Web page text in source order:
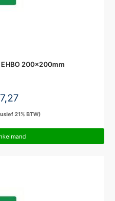
200x200mm
7,27
21% BTW)